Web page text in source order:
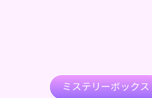
ミステリーボックス